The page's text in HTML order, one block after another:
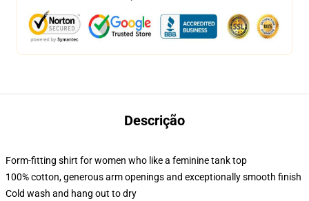
Descrição
Form-fitting shirt for women who like a feminine tank top
100% cotton, generous arm openings and exceptionally smooth finish
Cold wash and hang out to dry